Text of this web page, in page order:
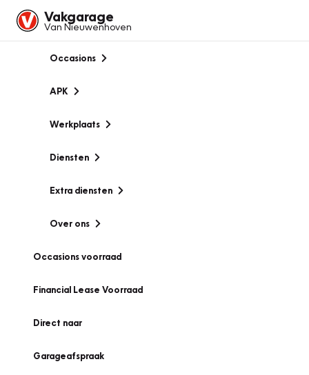
Vakgarage
Van Nieuwenhoven
Occasions
APK
Werkplaats
Diensten
Extra diensten
Over ons
Occasions voorraad
Financial Lease Voorraad
Direct naar
Garageafspraak